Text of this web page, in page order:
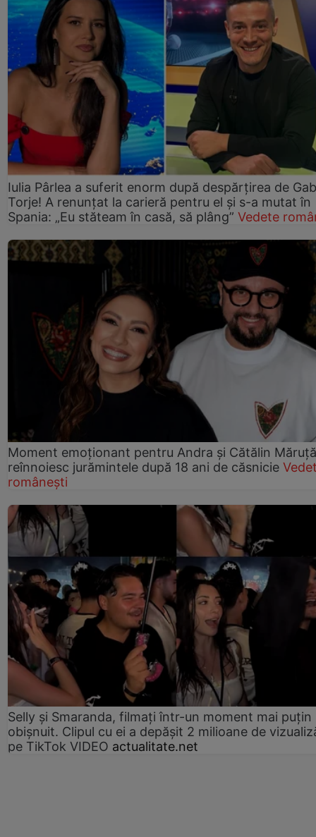
Iulia Pârlea a suferit enorm după despărțirea de
Torje! A renunțat la carieră pentru el și s-a mutat în
Spania: „Eu stăteam în casă, să plâng” Vedete
Moment emoționant pentru Andra și Cătălin
reînnoiesc jurămintele după 18 ani de căsnicie
românești
Selly și Smaranda, filmați într-un moment mai puțin
obișnuit. Clipul cu ei a depășit 2 milioane de
pe TikTok VIDEO actualitate.net